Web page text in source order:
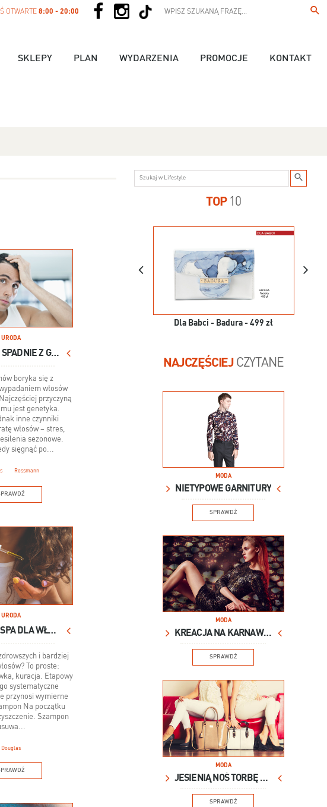
OTWARTE 8:00 - 20:00
SKLEPY PLAN WYDARZENIA PROMOCJE KONTAKT
URODA
WŁOS NIE SPADNIE Z GŁOWY
boryka się z
włosów
przyczyną
jest genetyka.
inne czynniki
włosów – stres,
sezonowe.
sięgnąć po...
Rossmann
URODA
DOMOWE SPA DLA WŁOSÓW
i bardziej
To proste:
kuracja. Etapowy
systematyczne
przynosi wymierne
Na początku
Szampon
Douglas
TOP10
Dla Babci - Badura - 499 zł
NAJCZĘŚCIEJCZYTANE
MODA
NIETYPOWE GARNITURY
SPRAWDŹ
MODA
KREACJA NA KARNAWAŁ
SPRAWDŹ
MODA
JESIENIĄ NOŚ TORBĘ XXL
SPRAWDŹ